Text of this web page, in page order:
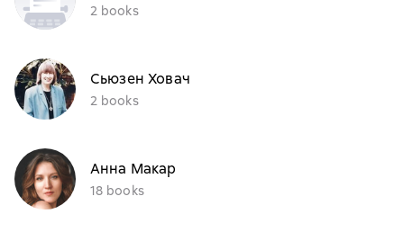
2 books
Сьюзен Ховач
2 books
Анна Макар
18 books